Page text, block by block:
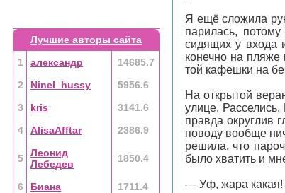
Лучшие авторы сайта
1
александр
14685.7
2
Ninel_hussy
5956.6
3
kris
3141.6
4
AlisaAfftar 2386.9
5
Леонид
Лебедев
1850.4
6 Биана
1711.4
Я ещё сложила
парилась,
сидящих у входа
конечно на пляже
той кафешки на
На открытой
улице.
правда округлив
поводу вообще
решила, что
было хватить и
— Уф, жара какая!